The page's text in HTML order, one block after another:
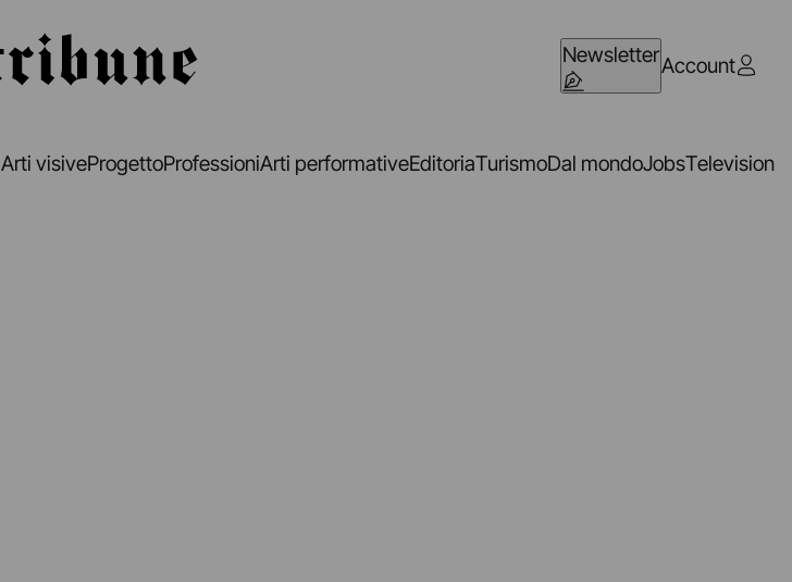
NewsletterAccount
Arti visiveProgettoProfessioniArti performativeEditoriaTurismoDal mondoJobsTelevision